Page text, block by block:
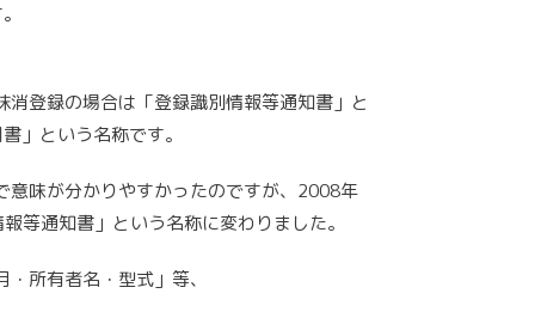
登録の場合は「登録識別情報等通知書」と
」という名称です。
意味が分かりやすかったのですが、2008年
等通知書」という名称に変わりました。
所有者名・型式」等、